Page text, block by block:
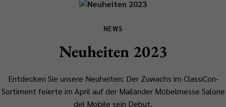
NEWS
Neuheiten 2023
Entdecken Sie unsere Neuheiten: Der Zuwachs im ClassiCon-
Sortiment feierte im April auf der Mailänder Möbelmesse Salone
del Mobile sein Debut.